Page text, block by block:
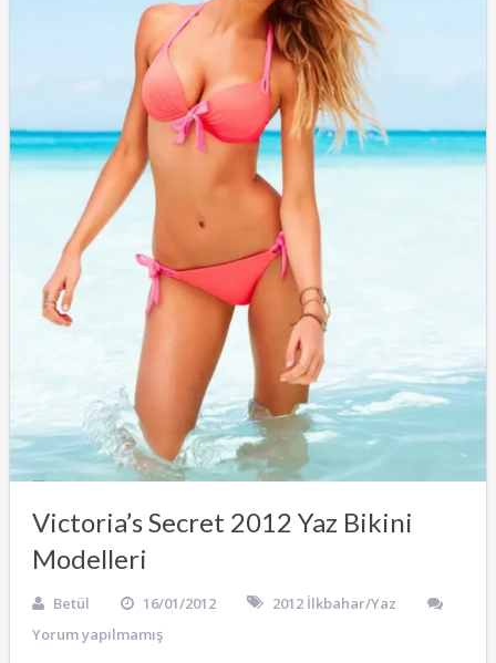
Victoria’s Secret 2012 Yaz Bikini
Modelleri
Betül 16/01/2012
2012 İlkbahar/Yaz
Yorum yapılmamış